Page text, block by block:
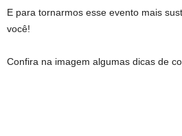
E para tornarmos esse evento mais
você!
Confira na imagem algumas dicas de